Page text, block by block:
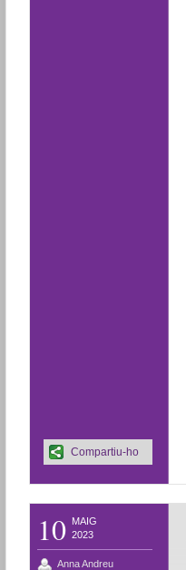
Compartiu-ho
10
MAIG
2023
Anna Andreu